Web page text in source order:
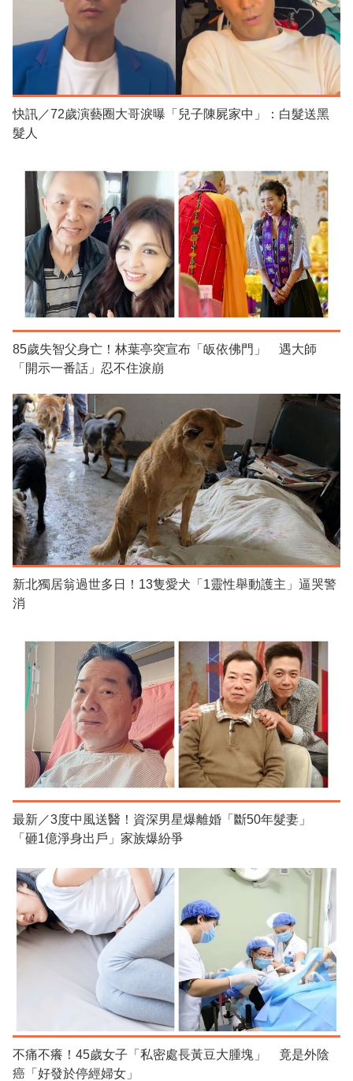
快訊／72歲演藝圈大哥淚曝「兒子陳屍家中」：白髮送黑
髮人
85歲失智父身亡！林葉亭突宣布「皈依佛門」 遇大師
「開示一番話」忍不住淚崩
新北獨居翁過世多日！13隻愛犬「1靈性舉動護主」逼哭警
消
最新／3度中風送醫！資深男星爆離婚「斷50年髮妻」
「砸1億淨身出戶」家族爆紛爭
不痛不癢！45歲女子「私密處長黃豆大腫塊」 竟是外陰
癌「好發於停經婦女」